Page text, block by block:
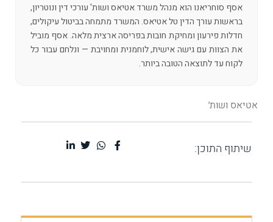
אסף סוחריאנו הוא מנהל משרד אטיאס ושות' עורכי דין ונוטריון,
בראשות עורך הדין טל אטיאס. המשרד מתמחה בביטול עיקולים,
חדלות פירעון ומחיקת חובות בפריסה ארצית מלאה. אסף מוביל
את הצוות עם גישה אישית, לוחמנית ומחויבת — ונלחם עבור כל
לקוח עד לתוצאה הטובה ביותר.
אטיאס ושות׳
שיתוף התוכן: